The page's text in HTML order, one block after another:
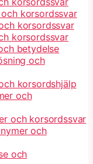
korsordssvar
korsordssvar
korsordssvar
betydelse
och
korsordshjälp
och
och korsordssvar
och
och